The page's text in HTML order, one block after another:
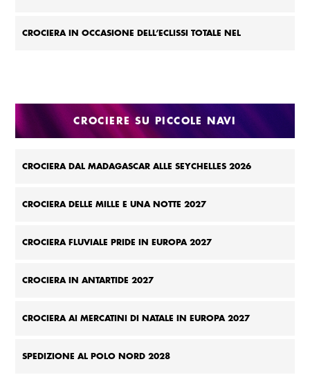
CROCIERA IN OCCASIONE DELL’ECLISSI TOTALE NEL
CROCIERE SU PICCOLE NAVI
CROCIERA DAL MADAGASCAR ALLE SEYCHELLES 2026
CROCIERA DELLE MILLE E UNA NOTTE 2027
CROCIERA FLUVIALE PRIDE IN EUROPA 2027
CROCIERA IN ANTARTIDE 2027
CROCIERA AI MERCATINI DI NATALE IN EUROPA 2027
SPEDIZIONE AL POLO NORD 2028